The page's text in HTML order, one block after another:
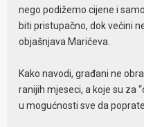
nego podižemo cijene i
biti pristupačno, dok većini
objašnjava Marićeva.
Kako navodi, građani ne
ranijih mjeseci, a koje su za
u mogućnosti sve da